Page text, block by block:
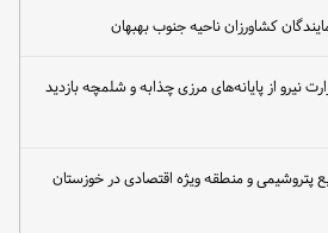
کشاورزان ناحیه جنوب بهبهان
نیرو از پایانه‌های مرزی چذابه و شلمچه بازدید
پتروشیمی و منطقه ویژه اقتصادی در خوزستان